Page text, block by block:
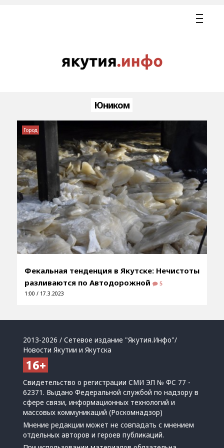
Юником
Фекальная тенденция в Якутске: Нечистоты
разливаются по Автодорожной
5
1:00 / 17.3.2023
Город
2013-2026 / Сетевое издание "Якутия.Инфо"/
Новости Якутии и Якутска
Свидетельство о регистрации СМИ ЭЛ № ФС 77 -
62371. Выдано Федеральной службой по надзору в
сфере связи, информационных технологий и
массовых коммуникаций (Роскомнадзор)
Мнение редакции может не совпадать с мнением
отдельных авторов и героев публикаций.